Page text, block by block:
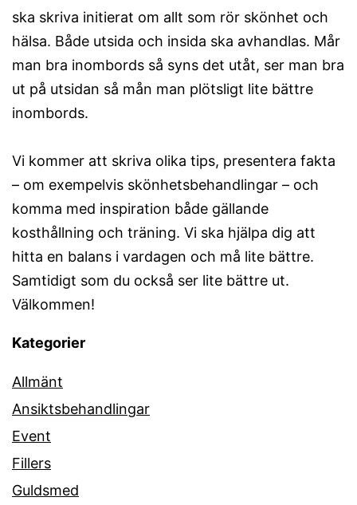
ska skriva initierat om allt som rör skönhet och
hälsa. Både utsida och insida ska avhandlas. Mår
man bra inombords så syns det utåt, ser man bra
ut på utsidan så mån man plötsligt lite bättre
inombords.
Vi kommer att skriva olika tips, presentera fakta
– om exempelvis skönhetsbehandlingar – och
komma med inspiration både gällande
kosthållning och träning. Vi ska hjälpa dig att
hitta en balans i vardagen och må lite bättre.
Samtidigt som du också ser lite bättre ut.
Välkommen!
Kategorier
Allmänt
Ansiktsbehandlingar
Event
Fillers
Guldsmed